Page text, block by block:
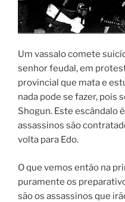
Um vassalo comete
senhor feudal, em
provincial que mata e
nada pode se fazer, pois
Shogun. Este escândalo
assassinos são
volta para Edo.
O que vemos então na
puramente os
são os assassinos que